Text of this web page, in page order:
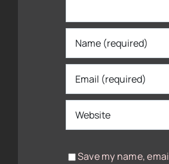
Save my name,